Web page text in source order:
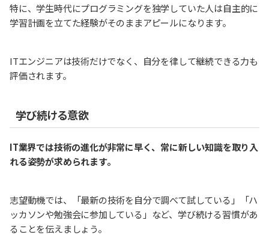
特に、学生時代にプログラミングを独学していた人は自主的に
学習計画を立てた経験がそのままアピールになります。
ITエンジニアは技術だけでなく、自分を律して継続できる力も
評価されます。
学び続ける意欲
IT業界では技術の進化が非常に早く、常に新しい知識を取り入
れる姿勢が求められます。
志望動機では、「最新の技術を自分で調べて試している」「ハ
ッカソンや勉強会に参加している」など、学び続ける習慣があ
ることを伝えましょう。